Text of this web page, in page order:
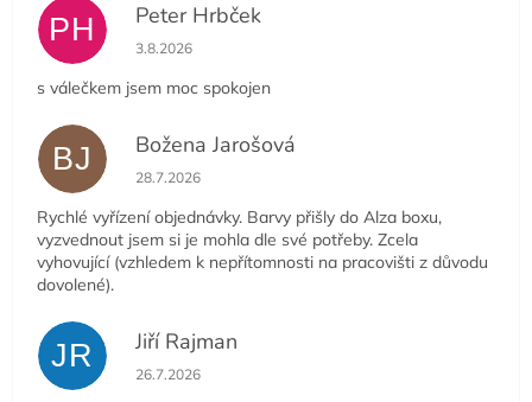
PH Peter Hrbček
Hodnocení obchodu je 5 z 5 hvězdiček.
3.8.2026
s válečkem jsem moc spokojen
BJ Božena Jarošová
Hodnocení obchodu je 5 z 5 hvězdiček.
28.7.2026
Rychlé vyřízení objednávky. Barvy přišly do Alza boxu,
vyzvednout jsem si je mohla dle své potřeby. Zcela
vyhovující (vzhledem k nepřítomnosti na pracovišti z důvodu
dovolené).
JR Jiří Rajman
Hodnocení obchodu je 5 z 5 hvězdiček.
26.7.2026